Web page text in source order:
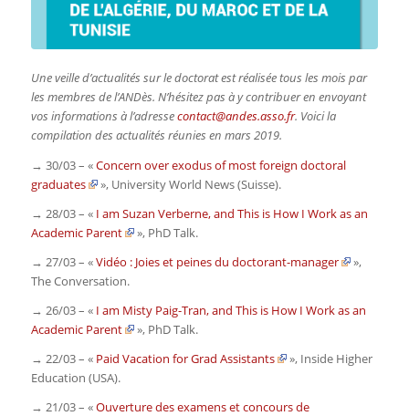
Une veille d’actualités sur le doctorat est réalisée tous les mois par
les membres de l’ANDès. N’hésitez pas à y contribuer en envoyant
vos informations à l’adressecontact@andes.asso.fr. Voici la
compilation des actualités réunies en mars 2019.
→ 30/03 – «Concern over exodus of most foreign doctoral
graduates
», University World News(Suisse).
→ 28/03 – « I am Suzan Verberne, and This is How I Work as an
Academic Parent
», PhD Talk.
→ 27/03 – «Vidéo : Joies et peines du doctorant-manager
»,
The Conversation.
→ 26/03 – «I am Misty Paig-Tran, and This is How I Work as an
Academic Parent
», PhD Talk.
→ 22/03 – « Paid Vacation for Grad Assistants », Inside Higher
Education (USA).
→ 21/03 – «Ouverture des examens et concours de